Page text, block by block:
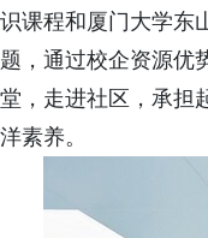
识课程和厦门大学东
题，通过校企资源优
堂，走进社区，承担
洋素养。